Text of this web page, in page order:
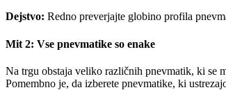
Dejstvo: Redno preverjajte globino profila
Mit 2: Vse pnevmatike so enake
Na trgu obstaja veliko različnih pnevmatik, ki se
Pomembno je, da izberete pnevmatike, ki